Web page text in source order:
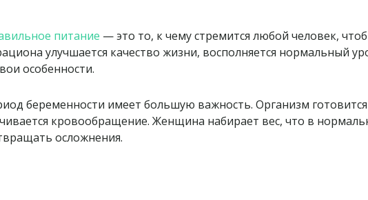
питание — это то, к чему стремится любой человек,
улучшается качество жизни, восполняется нормальный
особенности.
беременности имеет большую важность. Организм
кровообращение. Женщина набирает вес, что в
осложнения.